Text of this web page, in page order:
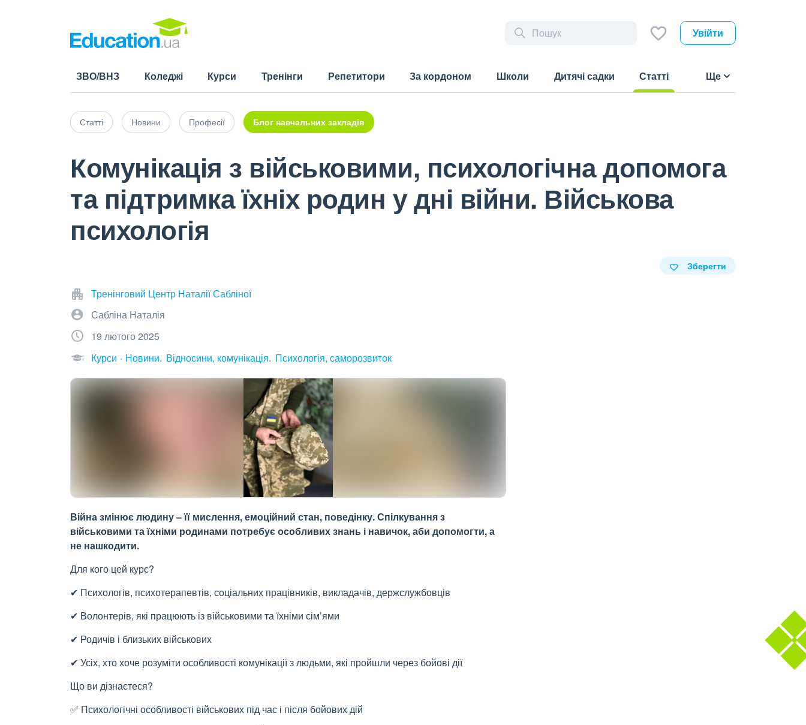
Увійти
ЗВО/ВНЗ Коледжі Курси Тренінги Репетитори За кордоном Школи Дитячі садки
Статті
Ще
Статті Новини Професії Блог навчальних закладів
Комунікація з військовими, психологічна допомога
та підтримка їхніх родин у дні війни. Військова
психологія
Зберегти
Тренінговий Центр Наталії Сабліної
Сабліна Наталія
19 лютого 2025
Курси
Новини Відносини, комунікація Психологія, саморозвиток
Війна змінює людину – її мислення, емоційний стан, поведінку. Спілкування з
військовими та їхніми родинами потребує особливих знань і навичок, аби допомогти, а
не нашкодити.
Для кого цей курс?
✔ Психологів, психотерапевтів, соціальних працівників, викладачів, держслужбовців
✔ Волонтерів, які працюють із військовими та їхніми сім’ями
✔ Родичів і близьких військових
✔ Усіх, хто хоче розуміти особливості комунікації з людьми, які пройшли через бойові дії
Що ви дізнаєтеся?
✅ Психологічні особливості військових під час і після бойових дій